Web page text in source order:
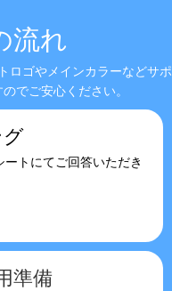
流れ
ロゴやメインカラーなどサポ
でご安心ください。
トにてご回答いただき
準備